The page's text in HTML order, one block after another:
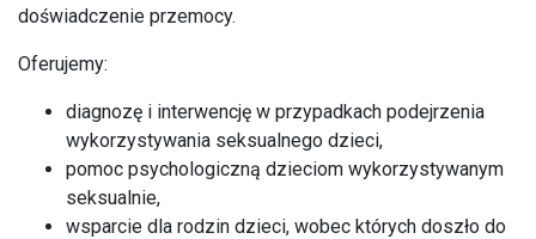
doświadczenie przemocy.
Oferujemy:
diagnozę i interwencję w przypadkach podejrzenia
wykorzystywania seksualnego dzieci,
pomoc psychologiczną dzieciom wykorzystywanym
seksualnie,
wsparcie dla rodzin dzieci, wobec których doszło do